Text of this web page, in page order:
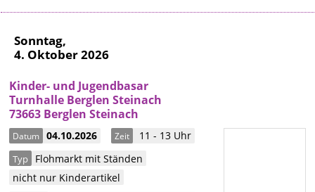
Sonntag,
4. Oktober 2026
Kinder- und Jugendbasar
Turnhalle Berglen Steinach
73663 Berglen Steinach
Datum 04.10.2026 Zeit 11 - 13 Uhr
Typ
Flohmarkt mit Ständen
nicht nur Kinderartikel